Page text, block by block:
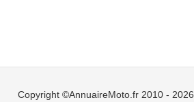
Copyright ©AnnuaireMoto.fr 2010 - 2026